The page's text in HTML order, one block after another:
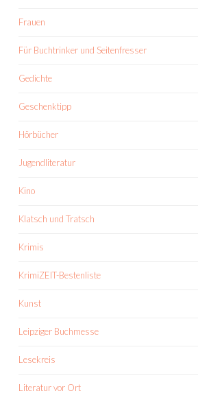
Frauen
Für Buchtrinker und Seitenfresser
Gedichte
Geschenktipp
Hörbücher
Jugendliteratur
Kino
Klatsch und Tratsch
Krimis
KrimiZEIT-Bestenliste
Kunst
Leipziger Buchmesse
Lesekreis
Literatur vor Ort